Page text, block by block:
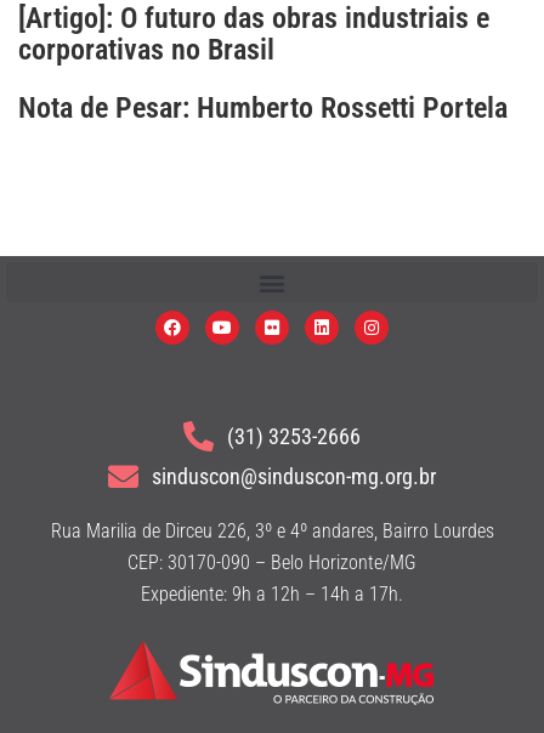
[Artigo]: O futuro das obras industriais e
corporativas no Brasil
Nota de Pesar: Humberto Rossetti Portela
(31) 3253-2666
sinduscon@sinduscon-mg.org.br
Rua Marilia de Dirceu 226, 3º e 4º andares, Bairro Lourdes
CEP: 30170-090 – Belo Horizonte/MG
Expediente: 9h a 12h – 14h a 17h.